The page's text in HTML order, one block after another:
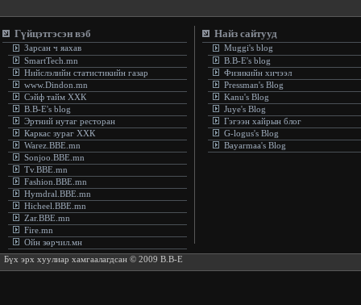
Гүйцэтгэсэн вэб
Зарсан ч яахав
SmartTech.mn
Нийслэлийн статистикийн газар
www.Dindon.mn
Сэйф тайм ХХК
B.B-E's blog
Эртний нутаг ресторан
Каркас зураг ХХК
Warez.BBE.mn
Sonjoo.BBE.mn
Tv.BBE.mn
Fashion.BBE.mn
Hymdral.BBE.mn
Hicheel.BBE.mn
Zar.BBE.mn
Fire.mn
Ойн зөрчил.мн
Найз сайтууд
Muggi's blog
B.B-E's blog
Физикийн хичээл
Pressman's Blog
Kanu's Blog
Juye's Blog
Гэгээн хайрын блог
G-logus's Blog
Bayarmaa's Blog
Бүх эрх хуулиар хамгаалагдсан © 2009 B.B-E